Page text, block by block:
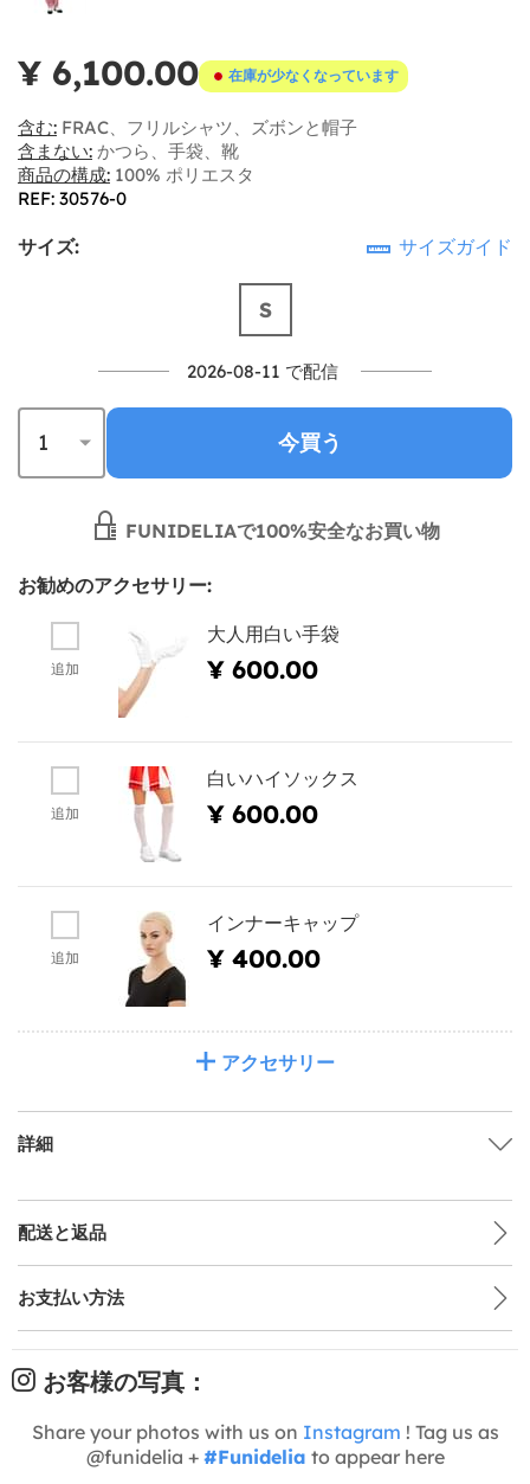
¥ 6,100.00 在庫が少なくなっています
含む: FRAC、フリルシャツ、ズボンと帽子
含まない: かつら、手袋、靴
商品の構成: 100% ポリエスタ
REF: 30576-0
サイズ: サイズガイド
S
2026-08-11 で配信
今買う
FUNIDELIAで100%安全なお買い物
お勧めのアクセサリー:
追加
大人用白い手袋
¥ 600.00
追加
白いハイソックス
¥ 600.00
追加
インナーキャップ
¥ 400.00
アクセサリー
詳細
配送と返品
お支払い方法
お客様の写真：
Share your photos with us on Instagram ! Tag us as
@funidelia + #Funidelia to appear here